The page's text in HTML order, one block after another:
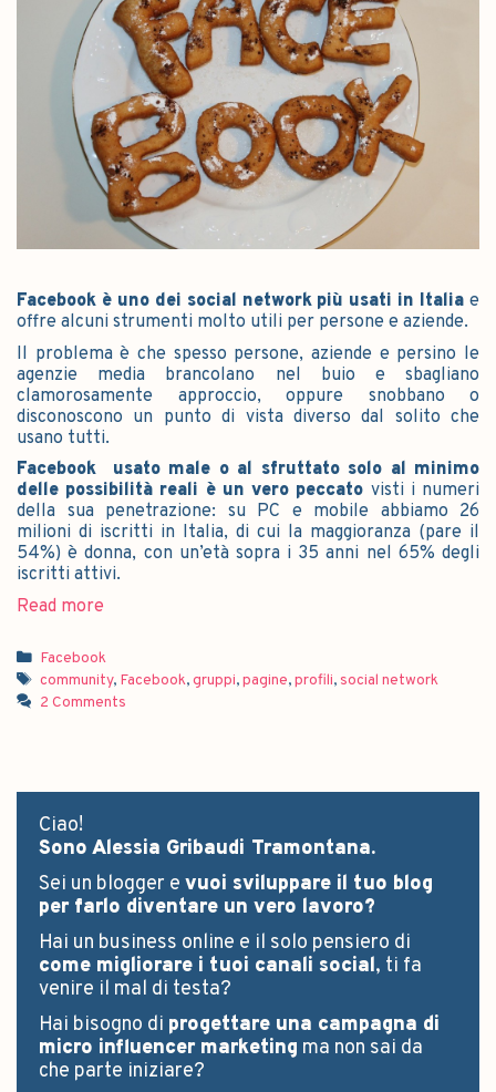
Facebook è uno dei social network più usati in Italia e
offre alcuni strumenti molto utili per persone e aziende.
Il problema è che spesso persone, aziende e persino le
agenzie media brancolano nel buio e sbagliano
clamorosamente approccio, oppure snobbano o
disconoscono un punto di vista diverso dal solito che
usano tutti.
Facebook usato male o al sfruttato solo al minimo
delle possibilità reali è un vero peccato visti i numeri
della sua penetrazione: su PC e mobile abbiamo 26
milioni di iscritti in Italia, di cui la maggioranza (pare il
54%) è donna, con un’età sopra i 35 anni nel 65% degli
iscritti attivi.
Read more
Facebook
community, Facebook,gruppi,pagine,profili, social network
2 Comments
Ciao!
Sono Alessia Gribaudi Tramontana.
Sei un blogger e vuoi sviluppare il tuo blog
per farlo diventare un vero lavoro?
Hai un business online e il solo pensiero di
come migliorare i tuoi canali social, ti fa
venire il mal di testa?
Hai bisogno di progettare una campagna di
micro influencer marketing ma non sai da
che parte iniziare?